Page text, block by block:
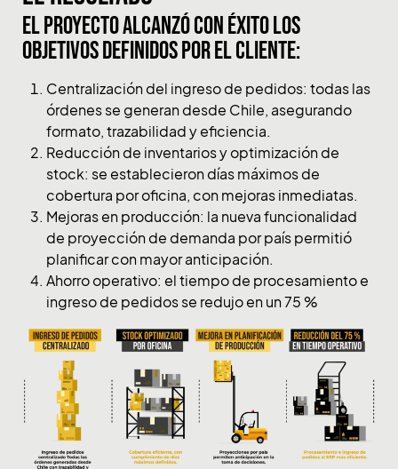
El proyecto alcanzó con éxito los
objetivos definidos por el cliente:
Centralización del ingreso de pedidos: todas las
órdenes se generan desde Chile, asegurando
formato, trazabilidad y eficiencia.
Reducción de inventarios y optimización de
stock: se establecieron días máximos de
cobertura por oficina, con mejoras inmediatas.
Mejoras en producción: la nueva funcionalidad
de proyección de demanda por país permitió
planificar con mayor anticipación.
Ahorro operativo: el tiempo de procesamiento e
ingreso de pedidos se redujo en un 75 %